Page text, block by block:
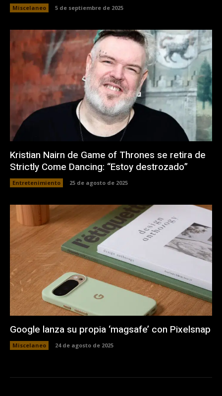
Miscelaneo 5 de septiembre de 2025
Kristian Nairn de Game of Thrones se retira de
Strictly Come Dancing: “Estoy destrozado”
Entretenimiento 25 de agosto de 2025
Google lanza su propia ‘magsafe’ con Pixelsnap
Miscelaneo 24 de agosto de 2025